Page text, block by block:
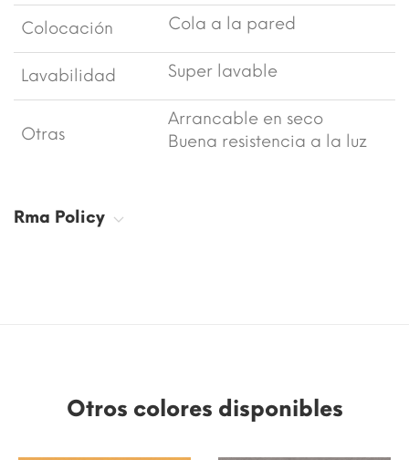
Colocación Cola a la pared
Lavabilidad Super lavable
Otras
Arrancable en seco
Buena resistencia a la luz
Rma Policy
Otros colores disponibles